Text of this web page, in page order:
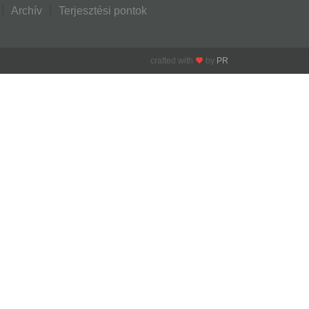
Archív Terjesztési pontok
crafted with by PR